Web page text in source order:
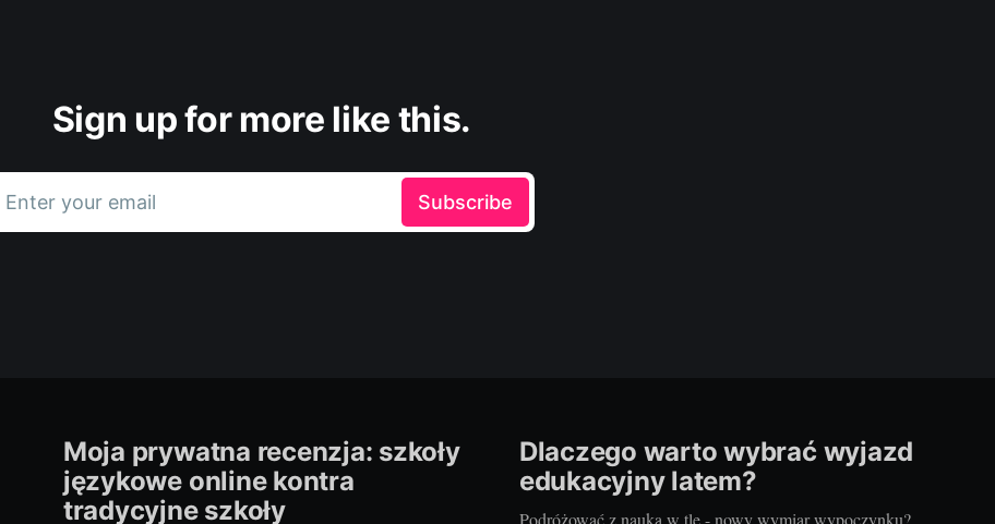
Sign up for more like this.
Enter your email Subscribe
Moja prywatna recenzja: szkoły
językowe online kontra
tradycyjne szkoły
Dlaczego warto wybrać wyjazd
edukacyjny latem?